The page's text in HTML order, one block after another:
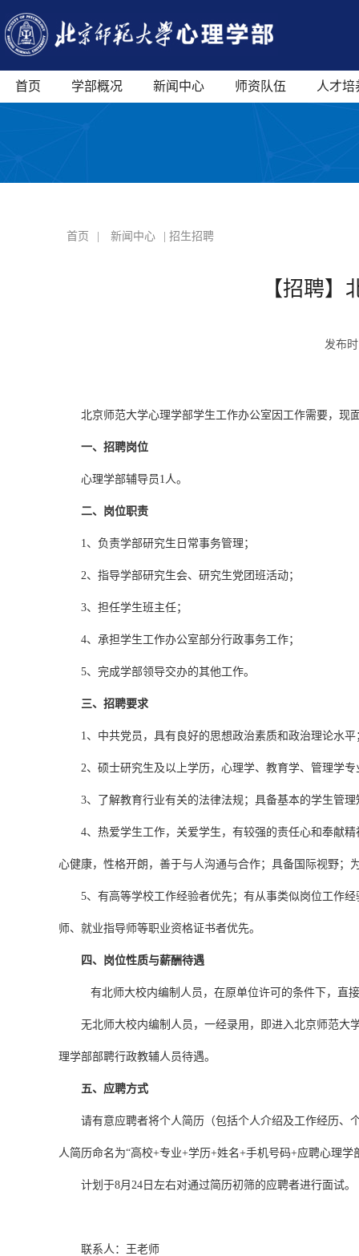
首页 学部概况 新闻中心 师资队伍 人才培
首页 新闻中心 | 招生招聘
【招聘
发布
北京师范大学心理学部学生工作办公室因工作需要，现
一、招聘岗位
心理学部辅导员 1人。
二、岗位职责
1、负责学部研究生日常事务管理；
2、指导学部研究生会、研究生党团班活动；
3、担任学生班主任；
4、承担学生工作办公室部分行政事务工作；
5、完成学部领导交办的其他工作。
三、招聘要求
1、中共党员，具有良好的思想政治素质和政治理论水平
2、硕士研究生及以上学历，心理学、教育学、管理学
3、了解教育行业有关的法律法规；具备基本的学生管
4、热爱学生工作，关爱学生，有较强的责任心和奉献
心健康，性格开朗，善于与人沟通与合作；具备国际视野；
5、有高等学校工作经验者优先；有从事类似岗位工作
师、就业指导师等职业资格证书者优先。
四、岗位性质与薪酬待遇
有北师大校内编制人员，在原单位许可的条件下，直
无北师大校内编制人员，一经录用，即进入北京师范大
理学部部聘行政教辅人员待遇。
五、应聘方式
请有意应聘者将个人简历（包括个人介绍及工作经历、
人简历命名为“高校+专业+学历+姓名+手机号码+应聘心理学
计划于8月24日左右对通过简历初筛的应聘者进行面试
联系人：王老师